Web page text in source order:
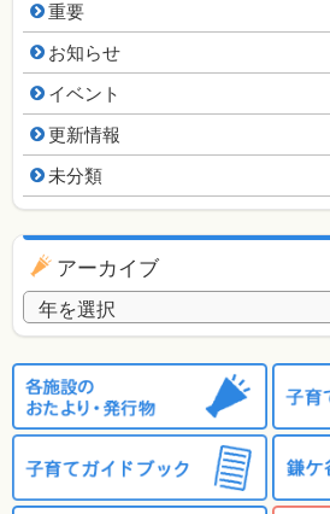
重要
お知らせ
イベント
更新情報
未分類
アーカイブ
アーカイブ